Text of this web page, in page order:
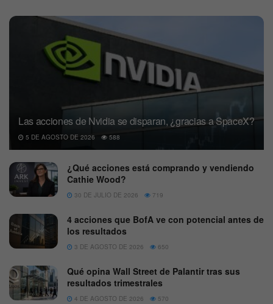
Las acciones de Nvidia se disparan, ¿gracias a SpaceX?
5 DE AGOSTO DE 2026 588
¿Qué acciones está comprando y vendiendo
Cathie Wood?
30 DE JULIO DE 2026 719
4 acciones que BofA ve con potencial antes de
los resultados
3 DE AGOSTO DE 2026 650
Qué opina Wall Street de Palantir tras sus
resultados trimestrales
4 DE AGOSTO DE 2026 570